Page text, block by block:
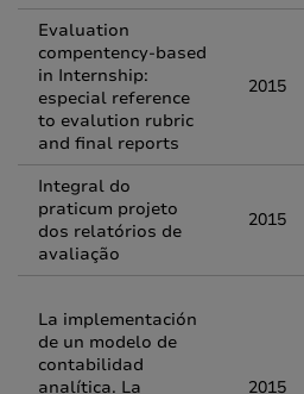
Evaluation
compentency-based
in Internship:
especial reference
to evalution rubric
and final reports
2015
Integral do
praticum projeto
dos relatórios de
avaliação
2015
La implementación
de un modelo de
contabilidad
analítica. La
2015